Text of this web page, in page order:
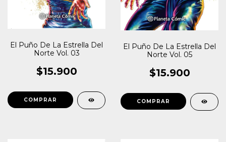
El Puño De La Estrella Del
Norte Vol. 03
$15.900
El Puño De La Estrella Del
Norte Vol. 05
$15.900